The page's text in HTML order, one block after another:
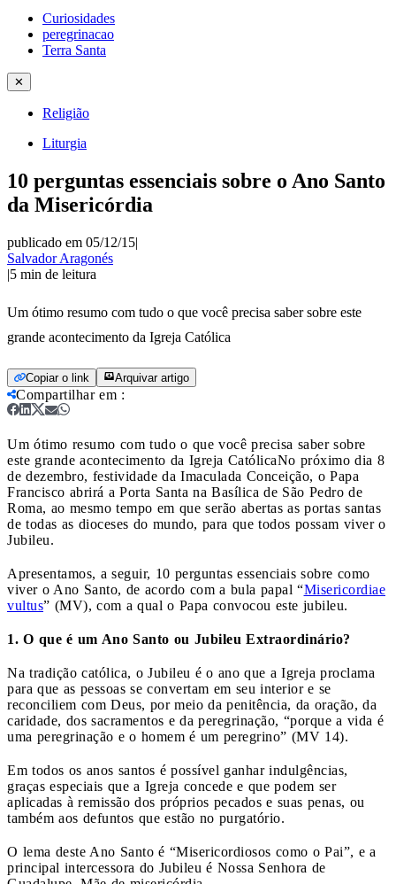
Curiosidades
peregrinacao
Terra Santa
✕
Religião
Liturgia
10 perguntas essenciais sobre o Ano Santo
da Misericórdia
publicado em 05/12/15|
Salvador Aragonés
|5 min de leitura
Um ótimo resumo com tudo o que você precisa saber sobre este
grande acontecimento da Igreja Católica
Copiar o link Arquivar artigo
Compartilhar em :
Um ótimo resumo com tudo o que você precisa saber sobre
este grande acontecimento da Igreja CatólicaNo próximo dia 8
de dezembro, festividade da Imaculada Conceição, o Papa
Francisco abrirá a Porta Santa na Basílica de São Pedro de
Roma, ao mesmo tempo em que serão abertas as portas santas
de todas as dioceses do mundo, para que todos possam viver o
Jubileu.
Apresentamos, a seguir, 10 perguntas essenciais sobre como
viver o Ano Santo, de acordo com a bula papal “Misericordiae
vultus” (MV), com a qual o Papa convocou este jubileu.
1. O que é um Ano Santo ou Jubileu Extraordinário?
Na tradição católica, o Jubileu é o ano que a Igreja proclama
para que as pessoas se convertam em seu interior e se
reconciliem com Deus, por meio da penitência, da oração, da
caridade, dos sacramentos e da peregrinação, “porque a vida é
uma peregrinação e o homem é um peregrino” (MV 14).
Em todos os anos santos é possível ganhar indulgências,
graças especiais que a Igreja concede e que podem ser
aplicadas à remissão dos próprios pecados e suas penas, ou
também aos defuntos que estão no purgatório.
O lema deste Ano Santo é “Misericordiosos como o Pai”, e a
principal intercessora do Jubileu é Nossa Senhora de